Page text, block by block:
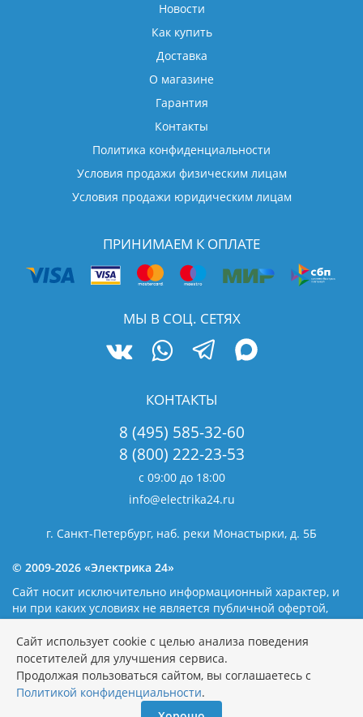
Новости
Как купить
Доставка
О магазине
Гарантия
Контакты
Политика конфиденциальности
Условия продажи физическим лицам
Условия продажи юридическим лицам
ПРИНИМАЕМ К ОПЛАТЕ
МЫ В СОЦ. СЕТЯХ
КОНТАКТЫ
8 (495) 585-32-60
8 (800) 222-23-53
с 09:00 до 18:00
info@electrika24.ru
г. Санкт-Петербург, наб. реки Монастырки, д. 5Б
© 2009-2026 «Электрика 24»
Сайт носит исключительно информационный характер, и
ни при каких условиях не является публичной офертой,
определяемой положениями статьи 437(2) Гражданского
кодекса Российской Федерации. Наличие и цены уточняйте
у наших операторов.Политика обработки персональных
данных
Сайт использует cookie с целью анализа поведения
посетителей для улучшения сервиса.
Продолжая пользоваться сайтом, вы соглашаетесь с
Политикой конфиденциальности.